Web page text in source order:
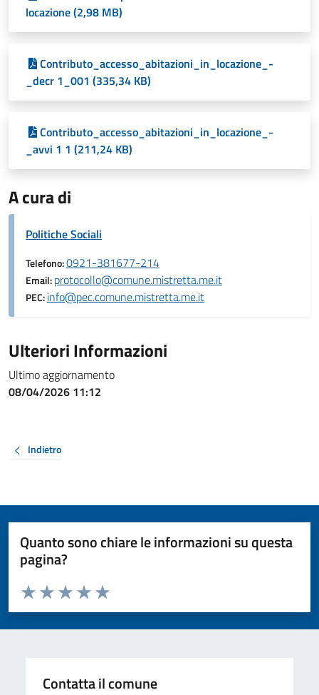
locazione (2,98 MB)
Contributo_accesso_abitazioni_in_locazione_-
_decr 1_001 (335,34 KB)
Contributo_accesso_abitazioni_in_locazione_-
_avvi 1 1 (211,24 KB)
A cura di
Politiche Sociali
Telefono:0921-381677-214
Email:protocollo@comune.mistretta.me.it
PEC:info@pec.comune.mistretta.me.it
Ulteriori Informazioni
Ultimo aggiornamento
08/04/2026 11:12
Indietro
Quanto sono chiare le informazioni su questa
pagina?
Valuta da 1 a 5 stelle la pagina
Valuta 5 stelle su 5
Valuta 4 stelle su 5
Valuta 3 stelle su 5
Valuta 2 stelle su 5
Valuta 1 stelle su 5
Contatta il comune